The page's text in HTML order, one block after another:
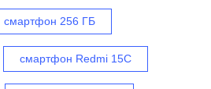
смартфон 256 ГБ
смартфон Redmi 15C